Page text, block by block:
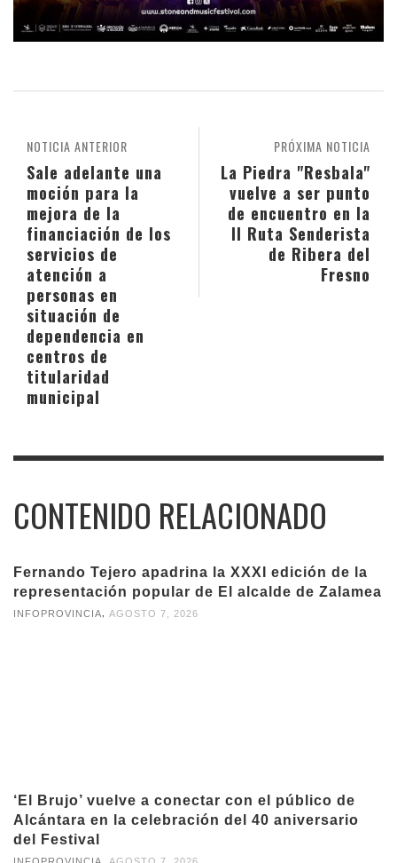
PRÓXIMA NOTICIA
La Piedra "Resbala"
vuelve a ser punto
de encuentro en la
II Ruta Senderista
de Ribera del
Fresno
NOTICIA ANTERIOR
Sale adelante una
moción para la
mejora de la
financiación de los
servicios de
atención a
personas en
situación de
dependencia en
centros de
titularidad
municipal
CONTENIDO RELACIONADO
Fernando Tejero apadrina la XXXI edición de la
representación popular de El alcalde de Zalamea
INFOPROVINCIA, AGOSTO 7, 2026
‘El Brujo’ vuelve a conectar con el público de
Alcántara en la celebración del 40 aniversario
del Festival